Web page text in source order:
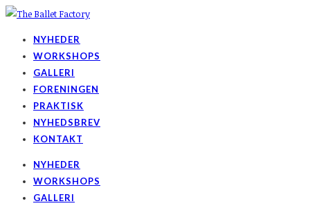
NYHEDER
WORKSHOPS
GALLERI
FORENINGEN
PRAKTISK
NYHEDSBREV
KONTAKT
NYHEDER
WORKSHOPS
GALLERI